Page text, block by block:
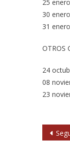
25
30
31
OTROS
24
08
23
Seguridad